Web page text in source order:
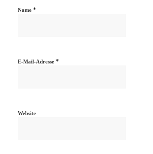
Name *
E-Mail-Adresse *
Website